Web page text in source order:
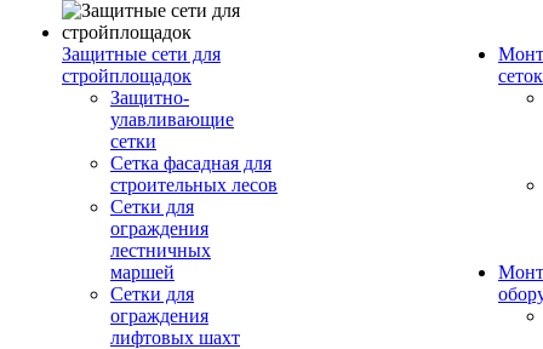
Защитные сети для
стройплощадок
Защитно-
улавливающие
сетки
Сетка фасадная для
строительных лесов
Сетки для
ограждения
лестничных
маршей
Сетки для
ограждения
лифтовых шахт
сеток